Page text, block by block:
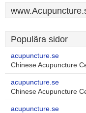
Populära sidor
acupuncture.se
Chinese Acupuncture
acupuncture.se
Chinese Acupuncture
acupuncture.se